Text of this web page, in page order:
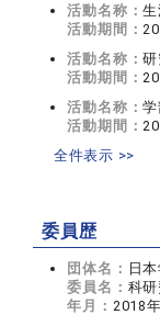
活動名称：生
活動期間：
活動名称：研
活動期間：
活動名称：学
活動期間：
全件表示 >>
委員歴
団体名： 日
委員名： 科
年月： 2018